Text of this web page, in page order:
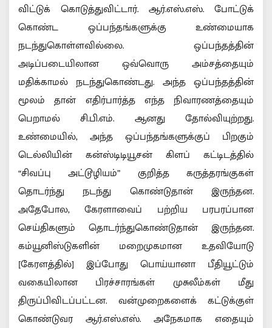
விட்டுக் கொடுத்துவிட்டார். ஆர்.எஸ்.எஸ். போட்டுக்
கொண்ட ஒப்பந்தங்களுக்கு உண்மையாக
நடந்துகொள்ளவில்லை. ஒப்பந்தத்தின்
அடிப்படையிலான ஒவ்வொரு அம்சத்தையும்
மதிக்காமல் நடந்துகொண்டது. அந்த ஒப்பந்தத்தின்
மூலம் தான் எதிர்பார்த்த எந்த நிவாரணத்தையும்
பெறாமல் சி.பி.எம். ஆனது தோல்வியுற்றது.
உண்மையில், அந்த ஒப்பந்தங்களுக்குப் பிறகும்
டெல்லியின் கன்ஸ்டிடியூசன் கிளப் கட்டிடத்தில்
“சிவப்பு அட்டூழியம்” குறித்த கருத்தரங்குகள்
தொடர்ந்து நடந்து கொண்டுதான் இருந்தன.
அதேபோல, கேரளாவைப் பற்றிய பரபரப்பான
செய்திகளும் தொடர்ந்துகொண்டுதான் இருந்தன.
கம்யூனிஸ்டுகளின் மறைமுகமான உதவியோடு
[கேரளத்தில்] இப்போது பொய்யானா பீதியூட்டும்
வகையிலான பிரச்சாரங்கள் முசுலீம்கள் மீது
திருப்பிவிடப்பட்டன. வன்முறைகளைக் கட்டுக்குள்
கொண்டுவர ஆர்.எஸ்.எஸ். அநேகமாக எதையும்